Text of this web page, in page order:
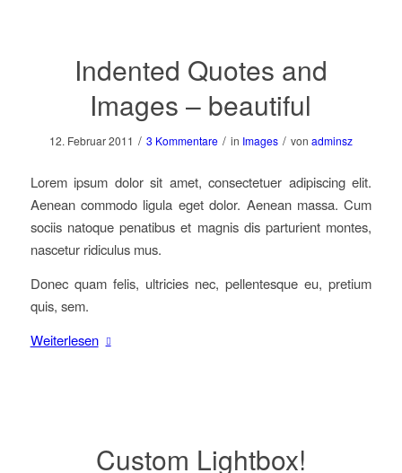
Indented Quotes and
Images – beautiful
12. Februar 2011 / 3 Kommentare / in Images / von adminsz
Lorem ipsum dolor sit amet, consectetuer adipiscing elit.
Aenean commodo ligula eget dolor. Aenean massa. Cum
sociis natoque penatibus et magnis dis parturient montes,
nascetur ridiculus mus.
Donec quam felis, ultricies nec, pellentesque eu, pretium
quis, sem.
Weiterlesen
Custom Lightbox!